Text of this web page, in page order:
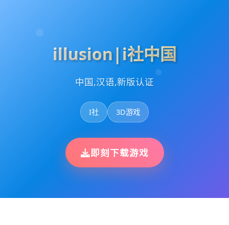
illusion|i社中国
中国,汉语,新版认证
I社 3D游戏
即刻下载游戏